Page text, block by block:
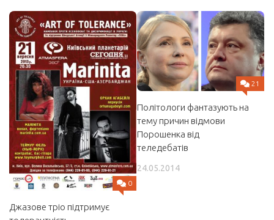
0
Джазове тріо підтримує
21
Політологи фантазують на
тему причин відмови
Порошенка від
теледебатів
24.05.2014